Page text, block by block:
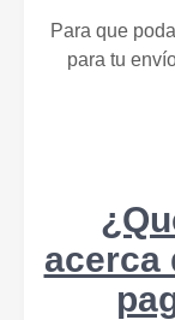
Para que
para tu
acerca